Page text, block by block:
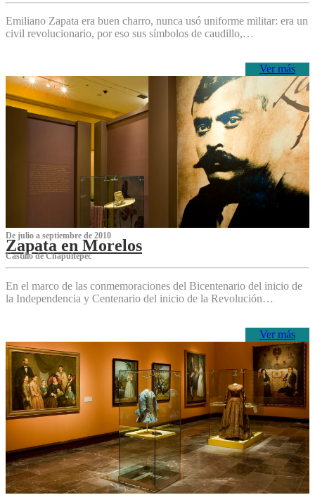
Emiliano Zapata era buen charro, nunca usó uniforme militar: era un
civil revolucionario, por eso sus símbolos de caudillo,…
Ver más
De julio a septiembre de 2010
Zapata en Morelos
Castillo de Chapultepec
En el marco de las conmemoraciones del Bicentenario del inicio de
la Independencia y Centenario del inicio de la Revolución…
Ver más